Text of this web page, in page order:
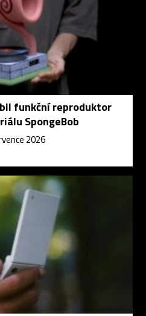
funkční reproduktor
SpongeBob
2026